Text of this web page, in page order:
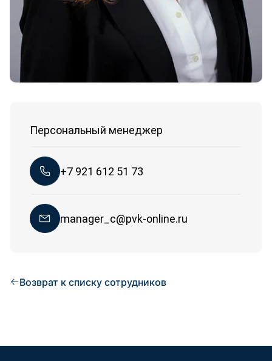
Персональный менеджер
+7 921 612 51 73
manager_c@pvk-online.ru
Возврат к списку сотрудников